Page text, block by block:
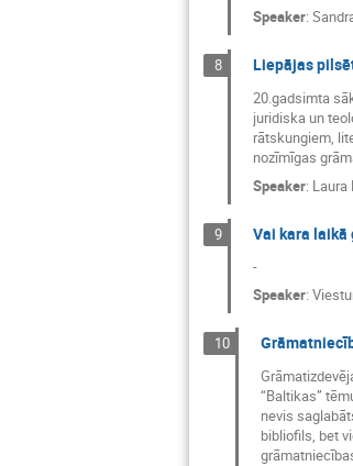
Speaker:
8 Liepājas
20.gadsimta
juridiska un
rātskungiem,
nozīmīgas
Speaker: Laura
9 Vai kara
-
Speaker:
10
“Baltikas”
nevis
bibliofils, bet